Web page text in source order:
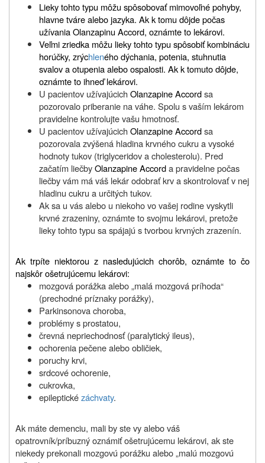
Lieky tohto typu môžu spôsobovať mimovoľné pohyby,
hlavne tváre alebo jazyka. Ak k tomu dôjde počas
užívania Olanzapinu Accord, oznámte to lekárovi.
Veľmi zriedka môžu lieky tohto typu spôsobiť kombináciu
horúčky, zrýchleného dýchania, potenia, stuhnutia
svalov a otupenia alebo ospalosti. Ak k tomuto dôjde,
oznámte to ihneď lekárovi.
U pacientov užívajúcichOlanzapine Accordsa
pozorovalo priberanie na váhe. Spolu s vaším lekárom
pravidelne kontrolujte vašu hmotnosť.
U pacientov užívajúcichOlanzapine Accordsa
pozorovala zvýšená hladina krvného cukru a vysoké
hodnoty tukov (triglyceridov a cholesterolu). Pred
začatím liečbyOlanzapine Accorda pravidelne počas
liečby vám má váš lekár odobrať krv a skontrolovať v nej
hladinu cukru a určitých tukov.
Ak sa u vás alebo u niekoho vo vašej rodine vyskytli
krvné zrazeniny, oznámte to svojmu lekárovi, pretože
lieky tohto typu sa spájajú s tvorbou krvných zrazenín.
Ak trpíte niektorou z nasledujúcich chorôb, oznámte to čo
najskôr ošetrujúcemu lekárovi:
mozgová porážka alebo „malá mozgová príhoda“
(prechodné príznaky porážky),
Parkinsonova choroba,
problémy s prostatou,
črevná nepriechodnosť (paralytický ileus),
ochorenia pečene alebo obličiek,
poruchy krvi,
srdcové ochorenie,
cukrovka,
epileptickézáchvaty.
Ak máte demenciu, mali by ste vy alebo váš
opatrovník/príbuzný oznámiť ošetrujúcemu lekárovi, ak ste
niekedy prekonali mozgovú porážku alebo „malú mozgovú